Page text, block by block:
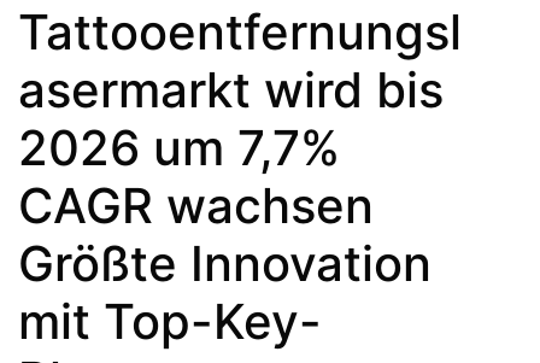
Tattooentfernungsl
asermarkt wird bis
2026 um 7,7%
CAGR wachsen
Größte Innovation
mit Top-Key-